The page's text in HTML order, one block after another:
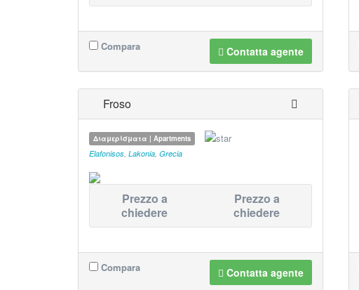
Contatta agente
Compara
Froso
Διαμερίσματα | Apartments
Elafonisos, Lakonia, Grecia
Prezzo a
chiedere
Prezzo a
chiedere
Contatta agente
Compara